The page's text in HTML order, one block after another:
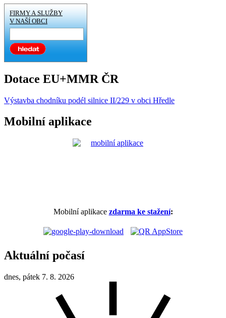
FIRMY A SLUŽBY
V NAŠÍ OBCI
Dotace EU+MMR ČR
Výstavba chodníku podél silnice II/229 v obci Hředle
Mobilní aplikace
Mobilní aplikace zdarma ke stažení:
Aktuální počasí
dnes, pátek 7. 8. 2026